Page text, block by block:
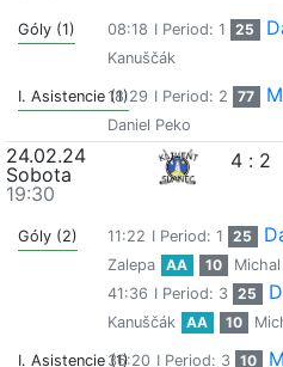
Góly (1) 08:18 I Period: 1 25
Kanuščák
I. Asistencie (1)18:29 I Period: 2 77
Daniel Peko
24.02.24
Sobota
19:30
4 : 2
Góly (2) 11:22 I Period: 1 25
Zalepa
AA 10
41:36 I Period: 3 25
Kanuščák
AA 10
I. Asistencie (1)36:20 I Period: 3 10